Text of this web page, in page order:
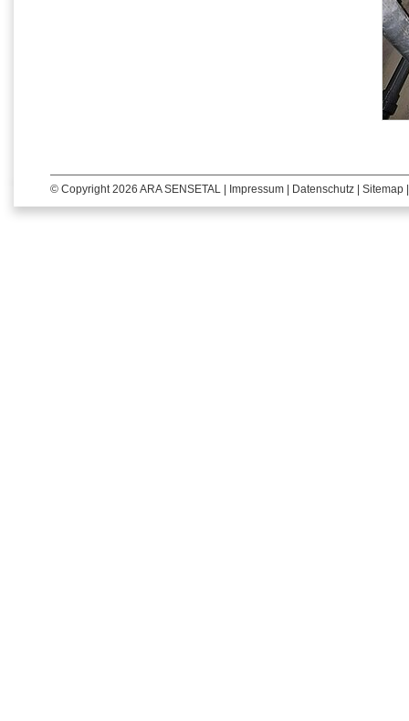
© Copyright 2026 ARA SENSETAL | Impressum Datenschutz Sitemap